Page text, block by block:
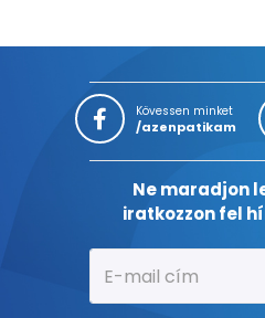
Kövessen minket
/azenpatikam
Ne maradjon
iratkozzon fel